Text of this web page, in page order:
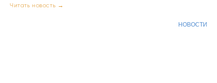
Читать новость →
НОВОСТИ